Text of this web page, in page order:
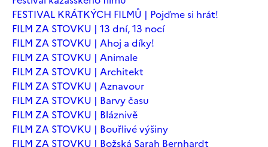
FESTIVAL KRÁTKÝCH FILMŮ | Pojďme si hrát!
FILM ZA STOVKU | 13 dní, 13 nocí
FILM ZA STOVKU | Ahoj a díky!
FILM ZA STOVKU | Animale
FILM ZA STOVKU | Architekt
FILM ZA STOVKU | Aznavour
FILM ZA STOVKU | Barvy času
FILM ZA STOVKU | Bláznivě
FILM ZA STOVKU | Bouřlivé výšiny
FILM ZA STOVKU | Božská Sarah Bernhardt